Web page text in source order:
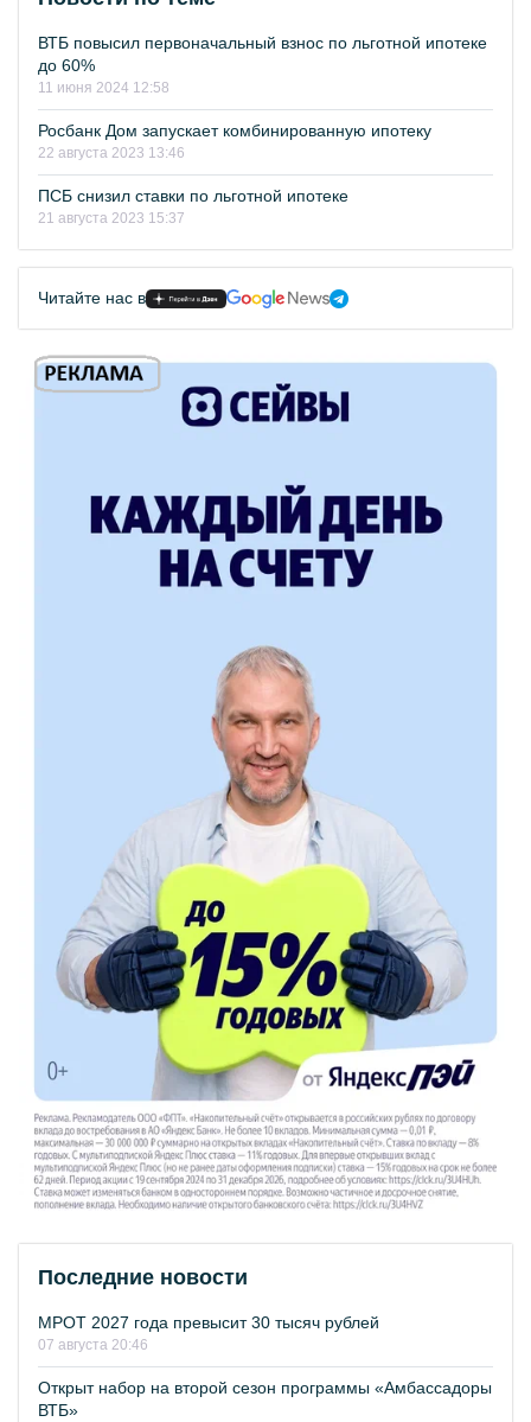
ВТБ повысил первоначальный взнос по льготной ипотеке
до 60%
11 июня 2024 12:58
Росбанк Дом запускает комбинированную ипотеку
22 августа 2023 13:46
ПСБ снизил ставки по льготной ипотеке
21 августа 2023 15:37
Читайте нас в
Последние новости
МРОТ 2027 года превысит 30 тысяч рублей
07 августа 20:46
Открыт набор на второй сезон программы «Амбассадоры
ВТБ»